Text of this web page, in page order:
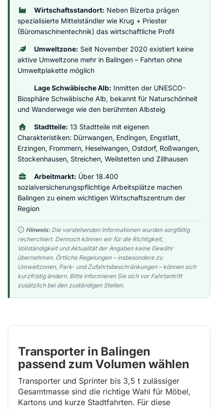
Wirtschaftsstandort: Neben Bizerba prägen
spezialisierte Mittelständler wie Krug + Priester
(Büromaschinentechnik) das wirtschaftliche Profil
Umweltzone: Seit November 2020 existiert keine
aktive Umweltzone mehr in Balingen – Fahrten ohne
Umweltplakette möglich
Lage Schwäbische Alb: Inmitten der UNESCO-
Biosphäre Schwäbische Alb, bekannt für Naturschönheit
und Wanderwege wie den berühmten Albsteig
Stadtteile: 13 Stadtteile mit eigenen
Charakteristiken: Dürrwangen, Endingen, Engstlatt,
Erzingen, Frommern, Heselwangen, Ostdorf, Roßwangen,
Stockenhausen, Streichen, Weilstetten und Zillhausen
Arbeitmarkt: Über 18.400
sozialversicherungspflichtige Arbeitsplätze machen
Balingen zu einem wichtigen Wirtschaftszentrum der
Region
Hinweis:Die vorstehenden Informationen wurden sorgfältig
recherchiert. Dennoch können wir für die Richtigkeit,
Vollständigkeit und Aktualität der Angaben keine Gewähr
übernehmen. Örtliche Regelungen – insbesondere zu
Umweltzonen, Park- und Zufahrtsbeschränkungen – können sich
kurzfristig ändern. Bitte informieren Sie sich vor Fahrtantritt
zusätzlich bei den zuständigen Stellen.
Transporter in Balingen
passend zum Volumen wählen
Transporter und Sprinter bis 3,5 t zulässiger
Gesamtmasse sind die richtige Wahl für Möbel,
Kartons und kurze Stadtfahrten. Für diese